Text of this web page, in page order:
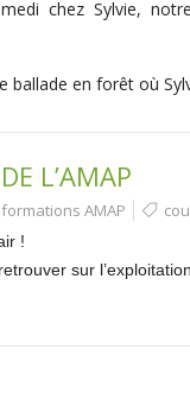
chez Sylvie,
ballade en forêt où
L’AMAP
AMAP
!
sur